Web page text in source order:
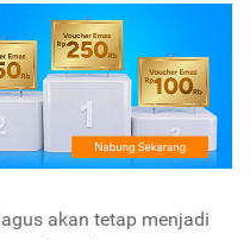
akan tetap menjadi